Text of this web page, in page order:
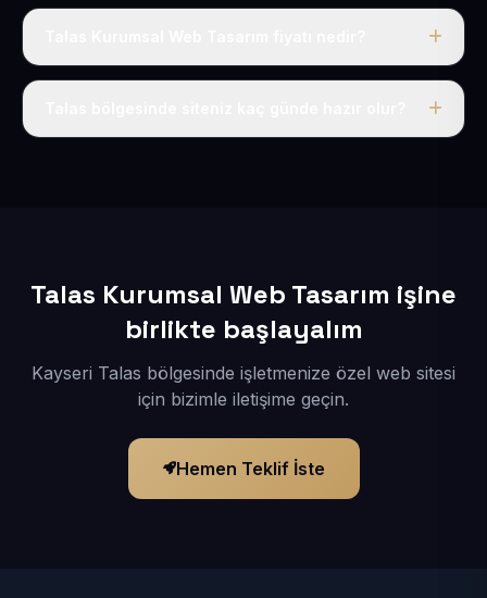
Tek fiyat uygulanır: yıllık 50 USD + KDV. Bu bedele alan
Talas Kurumsal Web Tasarım işine
birlikte başlayalım
Kayseri Talas bölgesinde işletmenize özel web sitesi
için bizimle iletişime geçin.
Hemen Teklif İste